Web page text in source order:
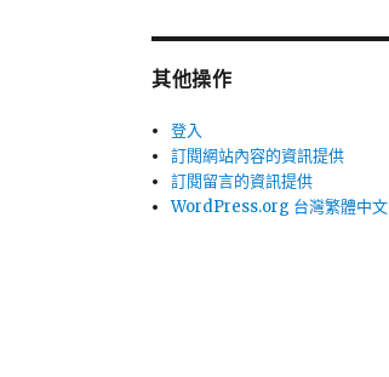
其他操作
登入
訂閱網站內容的資訊提供
訂閱留言的資訊提供
WordPress.org 台灣繁體中文